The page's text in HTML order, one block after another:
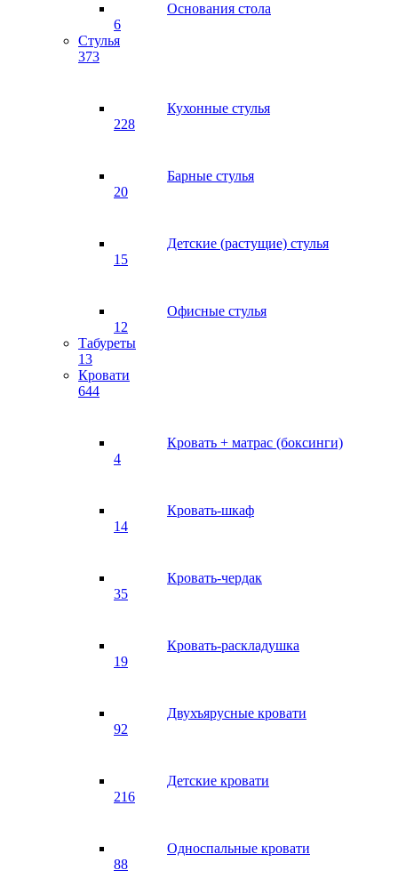
Основания стола
6
Стулья
373
Кухонные стулья
228
Барные стулья
20
Детские (растущие) стулья
15
Офисные стулья
12
Табуреты
13
Кровати
644
Кровать + матрас (боксинги)
4
Кровать-шкаф
14
Кровать-чердак
35
Кровать-раскладушка
19
Двухъярусные кровати
92
Детские кровати
216
Односпальные кровати
88